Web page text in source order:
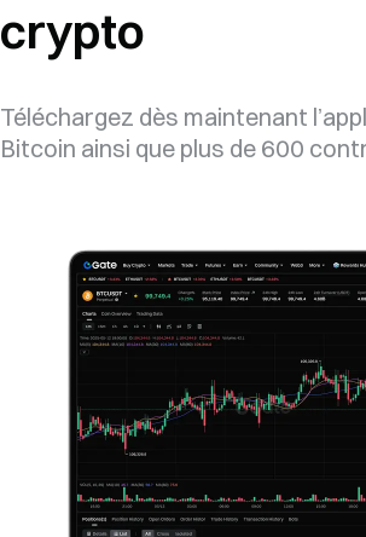
crypto
Téléchargez dès maintenant
Bitcoin ainsi que plus de 600